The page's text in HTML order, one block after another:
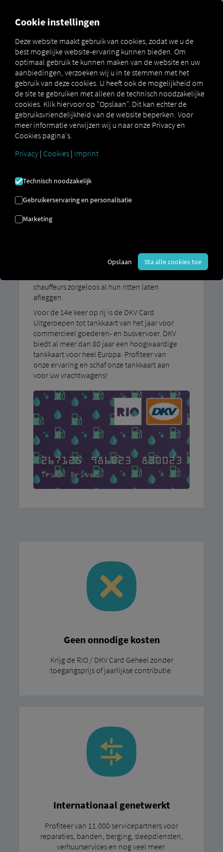
Marketplace De DKV-Card voor uitstekende service
RIO / DKV CARD
Eén kaart voor alles
het grootste leveringsnetwerk in de
dan 100.000 acceptatiepunten in 42 landen.
voertuiggerelateerde diensten in Europa en
SCANIA-werkplaatsen profiteren ervan. Met
onze vrachtwagenbrandstofkaart heeft u alles
chauffeurs zorgeloos al hun ritten laten
afleggen.
Voor de 14e keer op rij is de DKV Card
Uitgeroepen tot tankkaart van het jaar voor
commercieel goederen- en busvervoer. DKV
biedt al meer dan 80 jaar een hoogwaardige
tankkaart voor heel Europa. Profiteer van
onze ervaring en schaf onze tankkaart aan
voor uw vrachtwagens!
Geen onnodige kosten
Krijg de RIO / DKV Card Geheel zonder
toegangsprijs of jaarlijkse contributie.
Internationaal genetwerkt
Profiteer van 11.000 servicepartners voor
reparaties, banden, berging, sleepdiensten,
verhuurservices en nog veel meer.
Cookie instellingen
Deze website maakt gebruik van cookies, zodat we u de
best mogelijke website-ervaring kunnen bieden. Om
optimaal gebruik te kunnen maken van de website en uw
aanbiedingen, verzoeken wij u in te stemmen met het
gebruik van deze cookies. U heeft ook de mogelijkheid om
de site te gebruiken met alleen de technisch noodzakelijke
cookies. Klik hiervoor op "Opslaan". Dit kan echter de
gebruiksvriendelijkheid van de website beperken. Voor
meer informatie verwijzen wij u naar onze Privacy en
Cookies pagina's.
Privacy | Cookies | Imprint
Technisch noodzakelijk
Gebruikerservaring en personalisatie
Marketing
Opslaan Sta alle cookies toe